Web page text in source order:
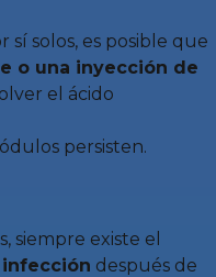
sí solos, es posible que
o una inyección de
el ácido
persisten.
siempre existe el
infección después de